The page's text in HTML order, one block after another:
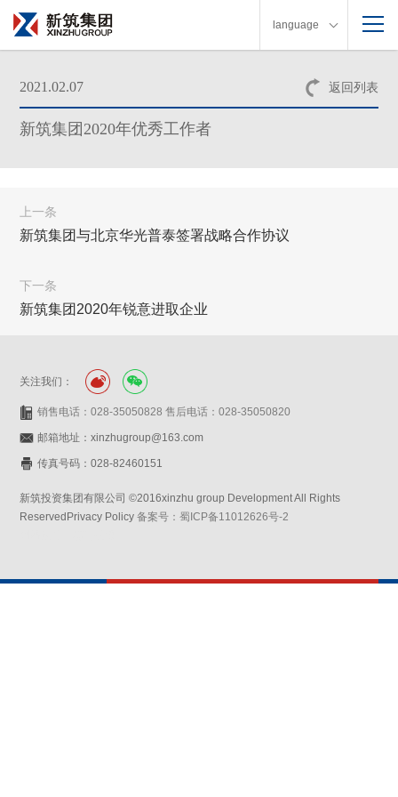
language
返回列表
2021.02.07
新筑集团2020年优秀工作者
上一条
新筑集团与北京华光普泰签署战略合作协议
下一条
新筑集团2020年锐意进取企业
关注我们：
销售电话：028-35050828 售后电话：028-35050820
邮箱地址：xinzhugroup@163.com
传真号码：028-82460151
新筑投资集团有限公司 ©2016xinzhu group Development All Rights
ReservedPrivacy Policy备案号：蜀ICP备11012626号-2